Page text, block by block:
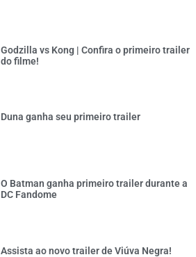
Godzilla vs Kong | Confira o primeiro trailer
do filme!
Duna ganha seu primeiro trailer
O Batman ganha primeiro trailer durante a
DC Fandome
Assista ao novo trailer de Viúva Negra!